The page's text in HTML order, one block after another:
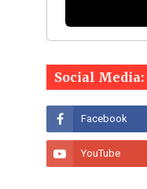
Social Media: